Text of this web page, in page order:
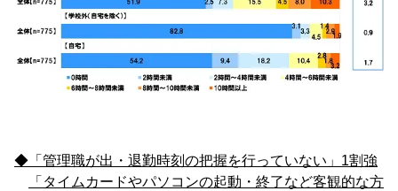
◆「管理職が出・退勤時刻の把握を行っていない」1割強
「タイムカードやパソコンの起動・終了など客観的な方